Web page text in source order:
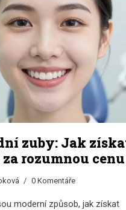
zuby: Jak
rozumnou cenu
0 Komentáře
moderní způsob, jak získat